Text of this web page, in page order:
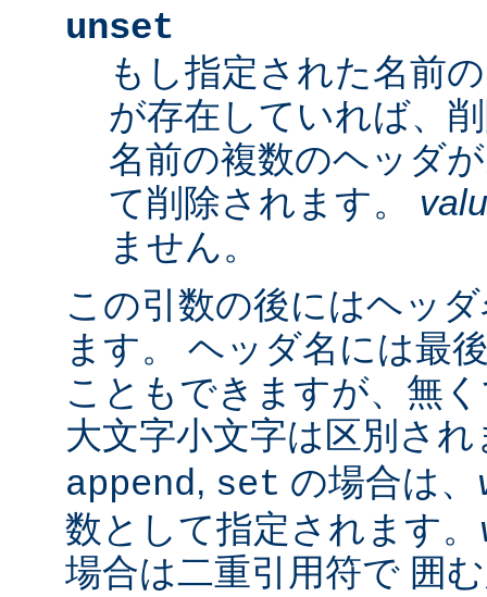
unset
もし指定された名前
が存在していれば、
名前の複数のヘッダ
て削除されます。
ません。
この引数の後にはヘッ
ます。 ヘッダ名には最
こともできますが、無
大文字小文字は区別さ
append, set の場合は、
数として指定されます。
場合は二重引用符で 囲